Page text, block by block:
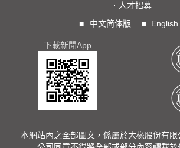
· 人才招募
■
中文简体版 ■ English
下載新聞App
本網站內之全部圖文，係屬於大椽股份有